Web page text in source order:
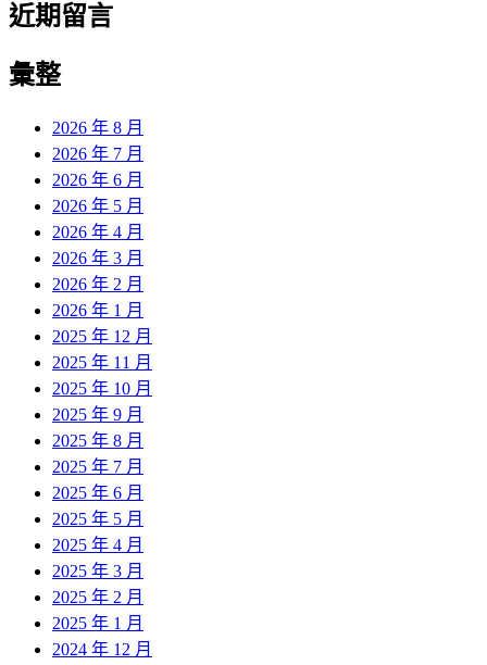
近期留言
彙整
2026 年 8 月
2026 年 7 月
2026 年 6 月
2026 年 5 月
2026 年 4 月
2026 年 3 月
2026 年 2 月
2026 年 1 月
2025 年 12 月
2025 年 11 月
2025 年 10 月
2025 年 9 月
2025 年 8 月
2025 年 7 月
2025 年 6 月
2025 年 5 月
2025 年 4 月
2025 年 3 月
2025 年 2 月
2025 年 1 月
2024 年 12 月